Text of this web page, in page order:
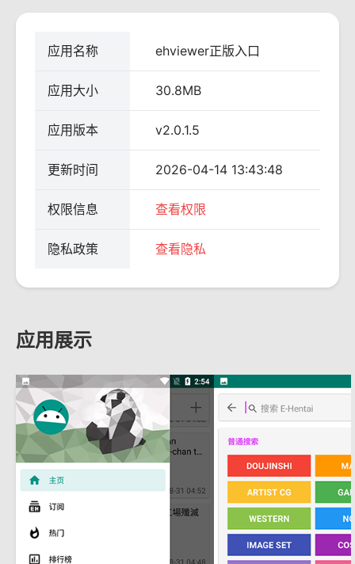
应用名称 ehviewer正版入口
应用大小 30.8MB
应用版本 v2.0.1.5
更新时间 2026-04-14 13:43:48
权限信息 查看权限
隐私政策 查看隐私
应用展示